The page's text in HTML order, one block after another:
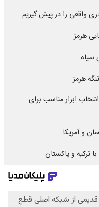
واقعی را در پیش گیریم
هرمز
سیاه
هرمز
ابزار مناسب برای
و آمریکا
ترکیه و پاکستان